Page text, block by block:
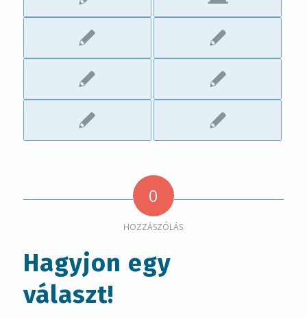
0
HOZZÁSZÓLÁS
Hagyjon egy
választ!